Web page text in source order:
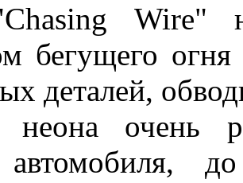
бегущего
деталей,
неона очень
автомобиля,